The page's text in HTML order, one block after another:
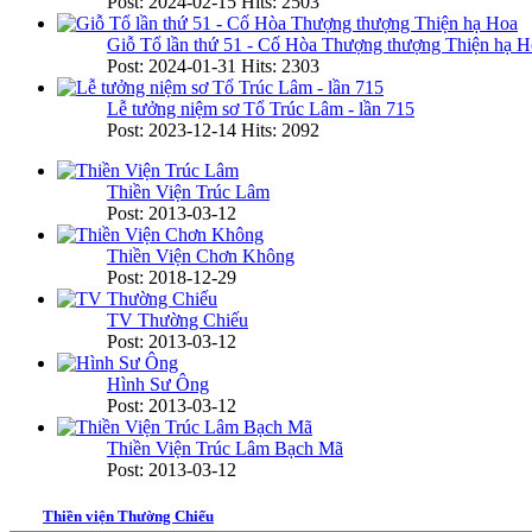
Giỗ Tổ lần thứ 51 - Cố Hòa Thượng thượng Thiện hạ
Post: 2024-01-31 Hits: 2303
Lễ tưởng niệm sơ Tổ Trúc Lâm - lần 715
Post: 2023-12-14 Hits: 2092
Thiền Viện Trúc Lâm
Post: 2013-03-12
Thiền Viện Chơn Không
Post: 2018-12-29
TV Thường Chiếu
Post: 2013-03-12
Hình Sư Ông
Post: 2013-03-12
Thiền Viện Trúc Lâm Bạch Mã
Post: 2013-03-12
Thiền viện Thường Chiếu